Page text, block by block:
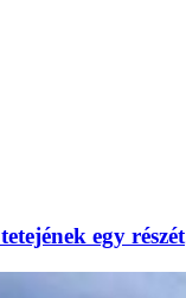
egy részét